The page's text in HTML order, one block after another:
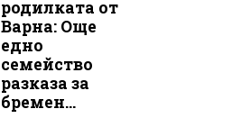
родилката от
Варна: Още
едно
семейство
разказа за
бремен...